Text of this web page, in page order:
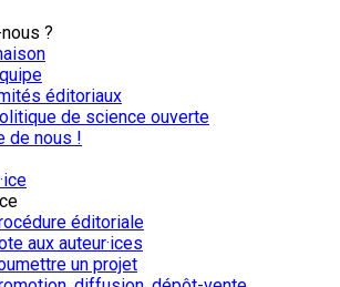
?
éditoriaux
de science ouverte
de nous !
éditoriale
aux auteur·ices
un projet